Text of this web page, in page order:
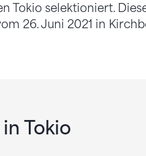
Tokio selektioniert.
26. Juni 2021 in
Tokio